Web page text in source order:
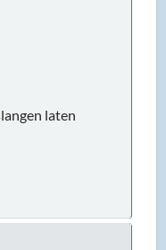
laten